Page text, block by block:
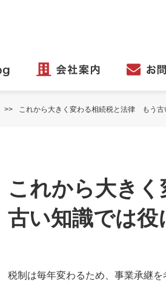
これから大きく変わる相続税と法律 もう
これから大き
古い知識では
税制は毎年変わるため、事業承継